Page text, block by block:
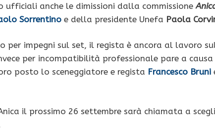
ufficiali anche le dimissioni dalla commissione
Sorrentino e della presidente Unefa Paola
per impegni sul set, il regista è ancora al lavoro
per incompatibilità professionale pare a
posto lo sceneggiatore e regista Francesco Bruni
il prossimo 26 settembre sarà chiamata a